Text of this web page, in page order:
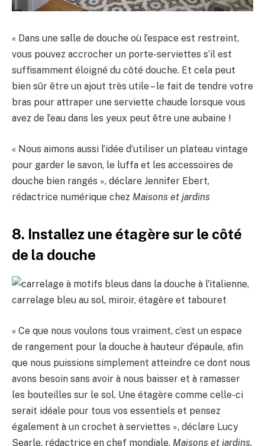
« Dans une salle de douche où l’espace est restreint,
vous pouvez accrocher un porte-serviettes s’il est
suffisamment éloigné du côté douche. Et cela peut
bien sûr être un ajout très utile – le fait de tendre votre
bras pour attraper une serviette chaude lorsque vous
avez de l’eau dans les yeux peut être une aubaine !
« Nous aimons aussi l’idée d’utiliser un plateau vintage
pour garder le savon, le luffa et les accessoires de
douche bien rangés », déclare Jennifer Ebert,
rédactrice numérique chez Maisons et jardins
8. Installez une étagère sur le côté
de la douche
« Ce que nous voulons tous vraiment, c’est un espace
de rangement pour la douche à hauteur d’épaule, afin
que nous puissions simplement atteindre ce dont nous
avons besoin sans avoir à nous baisser et à ramasser
les bouteilles sur le sol. Une étagère comme celle-ci
serait idéale pour tous vos essentiels et pensez
également à un crochet à serviettes », déclare Lucy
Searle, rédactrice en chef mondiale, Maisons et jardins.